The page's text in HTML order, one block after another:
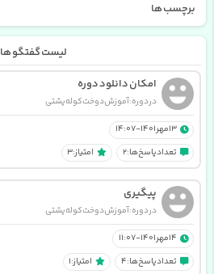
برچسب ها
لیست گفتگو ها
امکان دانلود دوره
در دوره : آموزش دوخت کوله پشتی
13 مهر 1401 - 14:07
تعداد پاسخ ها: 2
امتیاز: 3
پیگیری
در دوره : آموزش دوخت کوله پشتی
14 مهر 1401 - 11:07
تعداد پاسخ ها: 4
امتیاز: 1